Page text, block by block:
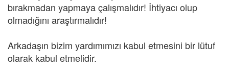
bırakmadan yapmaya çalışmalıdır! İhtiyacı olup
olmadığını araştırmalıdır!
Arkadaşın bizim yardımımızı kabul etmesini bir lütuf
olarak kabul etmelidir.